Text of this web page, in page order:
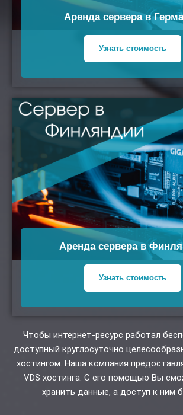
Аренда сервера в
Узнать стоимость
Аренда сервера в
Узнать стоимость
Чтобы интернет-ресурс работал
доступный круглосуточно
хостингом. Наша компания
VDS хостинга. С его помощью Вы
хранить данные, а доступ к ним